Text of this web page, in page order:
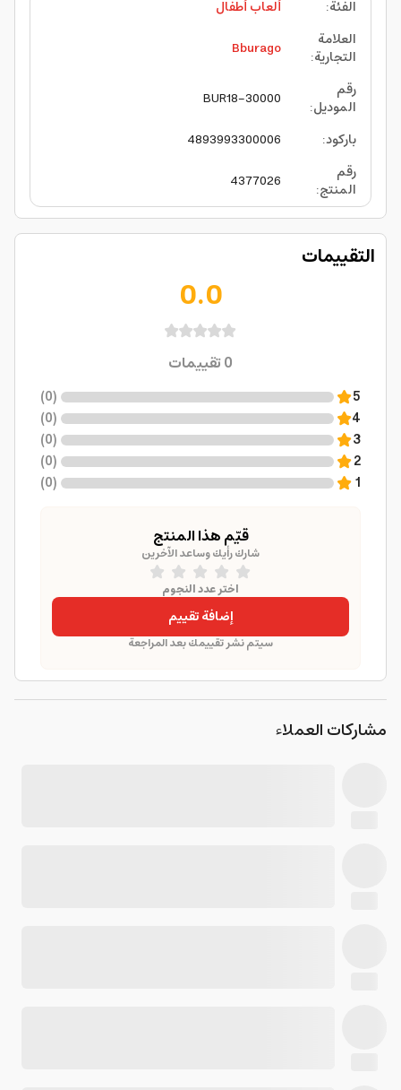
الفئة:
ألعاب أطفال
العلامة
التجارية:
Bburago
رقم
الموديل:
BUR18-30000
باركود:
4893993300006
رقم
المنتج:
4377026
التقييمات
0.0
0تقييمات
5
(
0
)
4
(
0
)
3
(
0
)
2
(
0
)
1
(
0
)
قيّم هذا المنتج
شارك رأيك وساعد الآخرين
اختر عدد النجوم
إضافة تقييم
سيتم نشر تقييمك بعد المراجعة
مشاركات العملاء